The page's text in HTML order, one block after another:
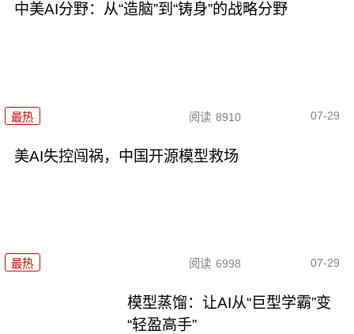
中美AI分野：从“造脑”到“铸身”的战略分野
最热 阅读 8910 07-29
美AI失控闯祸，中国开源模型救场
最热 阅读 6998 07-29
模型蒸馏：让AI从“巨型学霸”变
“轻盈高手”